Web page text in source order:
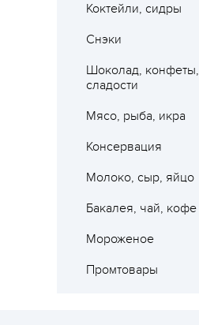
Коктейли, сидры
Снэки
Шоколад, конфеты,
сладости
Мясо, рыба, икра
Консервация
Молоко, сыр, яйцо
Бакалея, чай, кофе
Мороженое
Промтовары